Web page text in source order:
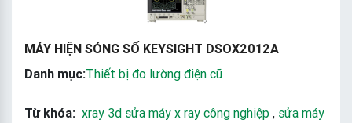
MÁY HIỆN SÓNG SỐ KEYSIGHT DSOX2012A
Danh mục:Thiết bị đo lường điện cũ
Từ khóa: xray 3d sửa máy x ray công nghiệp , sửa máy